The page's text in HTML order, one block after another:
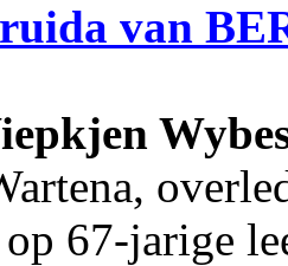
van
op 67-jarige